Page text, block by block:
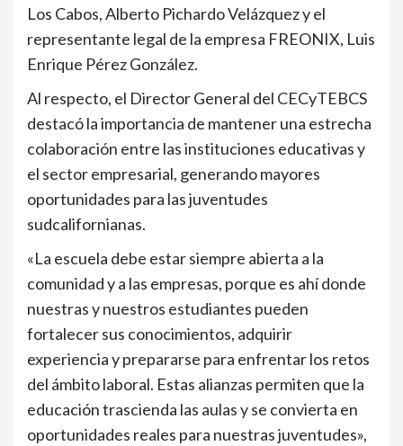
Los Cabos, Alberto Pichardo Velázquez y el
representante legal de la empresa FREONIX, Luis
Enrique Pérez González.
Al respecto, el Director General del CECyTEBCS
destacó la importancia de mantener una estrecha
colaboración entre las instituciones educativas y
el sector empresarial, generando mayores
oportunidades para las juventudes
sudcalifornianas.
«La escuela debe estar siempre abierta a la
comunidad y a las empresas, porque es ahí donde
nuestras y nuestros estudiantes pueden
fortalecer sus conocimientos, adquirir
experiencia y prepararse para enfrentar los retos
del ámbito laboral. Estas alianzas permiten que la
educación trascienda las aulas y se convierta en
oportunidades reales para nuestras juventudes»,